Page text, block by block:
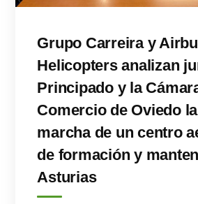
Grupo Carreira y
Helicopters analizan
Principado y la
Comercio de Oviedo
marcha de un centro
de formación y
Asturias